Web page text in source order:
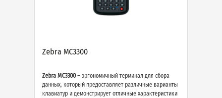
Zebra MC3300
Zebra MC3300 – эргономичный терминал для сбора
данных, который предоставляет различные варианты
клавиатур и демонстрирует отличные характеристики